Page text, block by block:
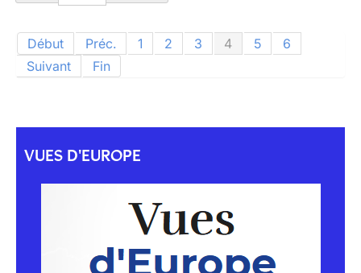
Début Préc. 1 2 3 4 5
6
Suivant
Fin
VUES D'EUROPE